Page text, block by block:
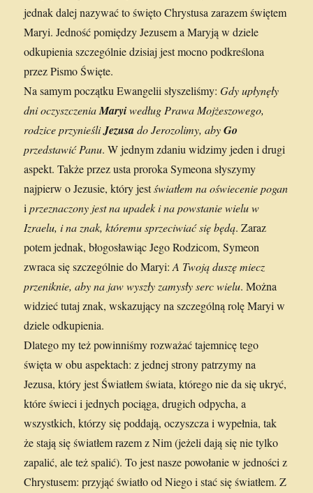
jednak dalej nazywać to święto Chrystusa zarazem świętem
Maryi. Jedność pomiędzy Jezusem a Maryją w dziele
odkupienia szczególnie dzisiaj jest mocno podkreślona
przez Pismo Święte.
Na samym początku Ewangelii słyszeliśmy:Gdy upłynęły
dni oczyszczeniaMaryiwedług Prawa Mojżeszowego,
rodzice przynieśliJezusado Jerozolimy, abyGo
przedstawić Panu. W jednym zdaniu widzimy jeden i drugi
aspekt. Także przez usta proroka Symeona słyszymy
najpierw o Jezusie, który jestświatłem na oświecenie pogan
iprzeznaczony jest na upadek i na powstanie wielu w
Izraelu, i na znak, któremu sprzeciwiać się będą. Zaraz
potem jednak, błogosławiąc Jego Rodzicom, Symeon
zwraca się szczególnie do Maryi:A Twoją duszę miecz
przeniknie, aby na jaw wyszły zamysły serc wielu. Można
widzieć tutaj znak, wskazujący na szczególną rolę Maryi w
dziele odkupienia.
Dlatego my też powinniśmy rozważać tajemnicę tego
święta w obu aspektach: z jednej strony patrzymy na
Jezusa, który jest Światłem świata, którego nie da się ukryć,
które świeci i jednych pociąga, drugich odpycha, a
wszystkich, którzy się poddają, oczyszcza i wypełnia, tak
że stają się światłem razem z Nim (jeżeli dają się nie tylko
zapalić, ale też spalić). To jest nasze powołanie w jedności z
Chrystusem: przyjąć światło od Niego i stać się światłem. Z